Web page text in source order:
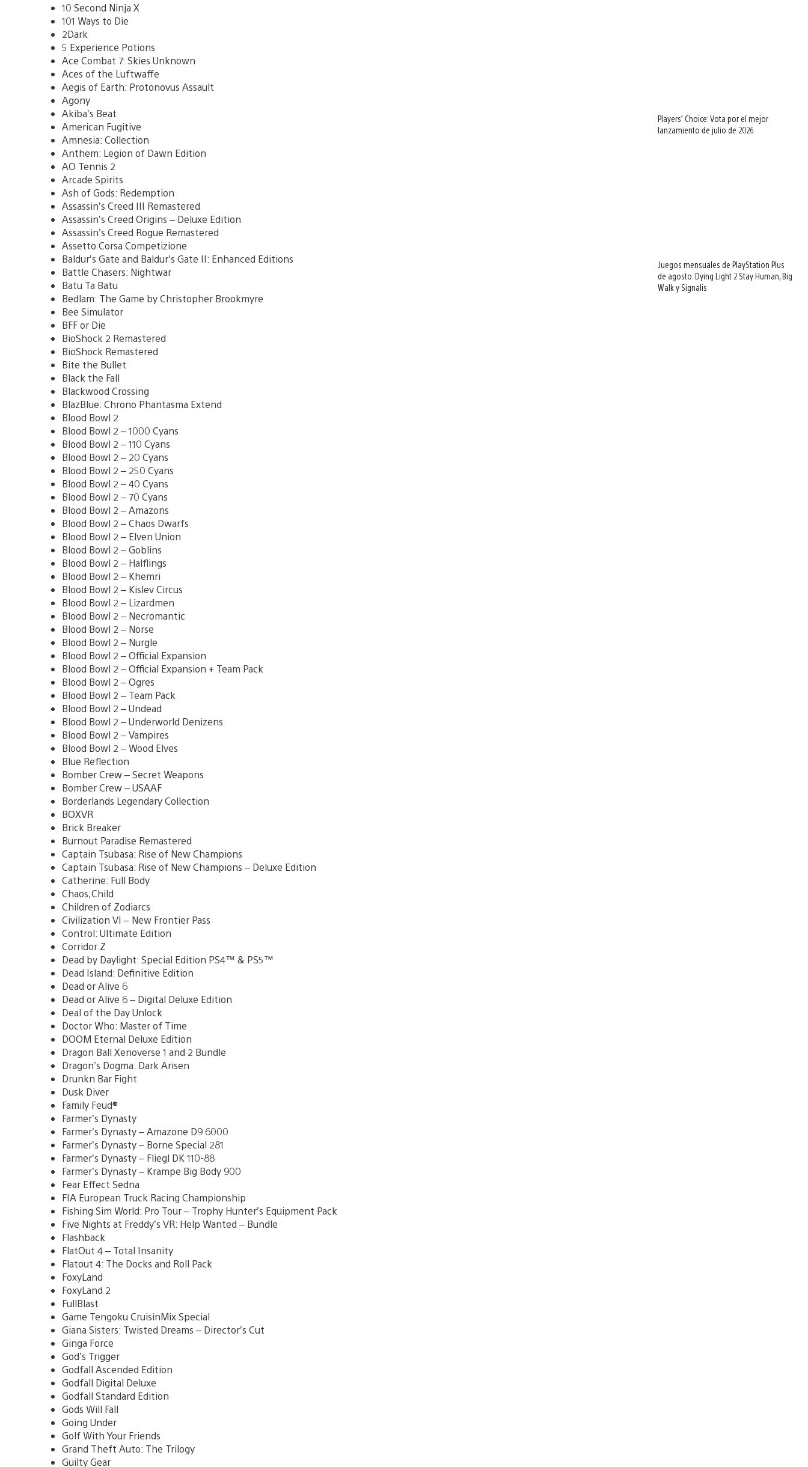
10 Second Ninja X
101 Ways to Die
2Dark
5 Experience Potions
Ace Combat 7: Skies Unknown
Aces of the Luftwaffe
Aegis of Earth: Protonovus Assault
Agony
Akiba’s Beat
American Fugitive
Amnesia: Collection
Anthem: Legion of Dawn Edition
AO Tennis 2
Arcade Spirits
Ash of Gods: Redemption
Assassin’s Creed III Remastered
Assassin’s Creed Origins – Deluxe Edition
Assassin’s Creed Rogue Remastered
Assetto Corsa Competizione
Baldur’s Gate and Baldur’s Gate II: Enhanced Editions
Battle Chasers: Nightwar
Batu Ta Batu
Bedlam: The Game by Christopher Brookmyre
Bee Simulator
BFF or Die
BioShock 2 Remastered
BioShock Remastered
Bite the Bullet
Black the Fall
Blackwood Crossing
BlazBlue: Chrono Phantasma Extend
Blood Bowl 2
Blood Bowl 2 – 1000 Cyans
Blood Bowl 2 – 110 Cyans
Blood Bowl 2 – 20 Cyans
Blood Bowl 2 – 250 Cyans
Blood Bowl 2 – 40 Cyans
Blood Bowl 2 – 70 Cyans
Blood Bowl 2 – Amazons
Blood Bowl 2 – Chaos Dwarfs
Blood Bowl 2 – Elven Union
Blood Bowl 2 – Goblins
Blood Bowl 2 – Halflings
Blood Bowl 2 – Khemri
Blood Bowl 2 – Kislev Circus
Blood Bowl 2 – Lizardmen
Blood Bowl 2 – Necromantic
Blood Bowl 2 – Norse
Blood Bowl 2 – Nurgle
Blood Bowl 2 – Official Expansion
Blood Bowl 2 – Official Expansion + Team Pack
Blood Bowl 2 – Ogres
Blood Bowl 2 – Team Pack
Blood Bowl 2 – Undead
Blood Bowl 2 – Underworld Denizens
Blood Bowl 2 – Vampires
Blood Bowl 2 – Wood Elves
Blue Reflection
Bomber Crew – Secret Weapons
Bomber Crew – USAAF
Borderlands Legendary Collection
BOXVR
Brick Breaker
Burnout Paradise Remastered
Captain Tsubasa: Rise of New Champions
Captain Tsubasa: Rise of New Champions – Deluxe Edition
Catherine: Full Body
Chaos;Child
Children of Zodiarcs
Civilization VI – New Frontier Pass
Control: Ultimate Edition
Corridor Z
Dead by Daylight: Special Edition PS4™ & PS5™
Dead Island: Definitive Edition
Dead or Alive 6
Dead or Alive 6 – Digital Deluxe Edition
Deal of the Day Unlock
Doctor Who: Master of Time
DOOM Eternal Deluxe Edition
Dragon Ball Xenoverse 1 and 2 Bundle
Dragon’s Dogma: Dark Arisen
Drunkn Bar Fight
Dusk Diver
Family Feud®
Farmer’s Dynasty
Farmer’s Dynasty – Amazone D9 6000
Farmer’s Dynasty – Borne Special 281
Farmer’s Dynasty – Fliegl DK 110-88
Farmer’s Dynasty – Krampe Big Body 900
Fear Effect Sedna
FIA European Truck Racing Championship
Fishing Sim World: Pro Tour – Trophy Hunter’s Equipment Pack
Five Nights at Freddy’s VR: Help Wanted – Bundle
Flashback
FlatOut 4 – Total Insanity
Flatout 4: The Docks and Roll Pack
FoxyLand
FoxyLand 2
FullBlast
Game Tengoku CruisinMix Special
Giana Sisters: Twisted Dreams – Director’s Cut
Ginga Force
God’s Trigger
Godfall Ascended Edition
Godfall Digital Deluxe
Godfall Standard Edition
Gods Will Fall
Going Under
Golf With Your Friends
Grand Theft Auto: The Trilogy
Guilty Gear
Players’ Choice: Vota por el mejor
lanzamiento de julio de 2026
Juegos mensuales de PlayStation Plus
de agosto: Dying Light 2 Stay Human, Big
Walk y Signalis